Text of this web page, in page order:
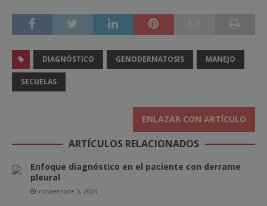
DIAGNÓSTICO GENODERMATOSIS MANEJO
SECUELAS
ENLAZAR CON ARTÍCULO
ARTÍCULOS RELACIONADOS
Enfoque diagnóstico en el paciente con derrame
pleural
noviembre 5, 2024